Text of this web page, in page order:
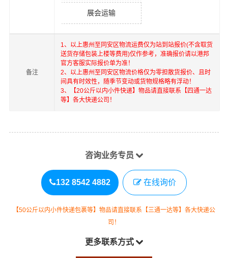
展会运输
备注
1、以上惠州 至 同安区物流运费仅为站到站报价(不含取货
送货存储包装上楼等费用)仅作参考，准确报价请以港邦
官方客服实际报价单为准！
2、以上惠州 至 同安区物流价格仅为零担散货报价、且时
间具有时效性，随季节变动或货物规格略有浮动！
3、【20公斤以内小件快递】物品请直接联系【四通一达
等】各大快递公司！
咨询业务专员
132 8542 4882 在线询价
【50公斤以内小件快递包裹等】物品请直接联系【三通一达等】各大快递公
司！
更多联系方式